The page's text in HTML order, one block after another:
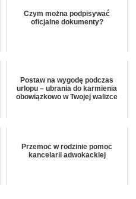
Czym można podpisywać
oficjalne dokumenty?
Postaw na wygodę podczas
urlopu – ubrania do karmienia
obowiązkowo w Twojej walizce
Przemoc w rodzinie pomoc
kancelarii adwokackiej